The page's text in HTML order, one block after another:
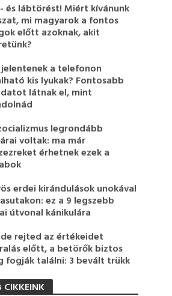
és lábtörést! Miért kívánunk
mi magyarok a fontos
előtt azoknak, akit
a telefonon
kis lyukak? Fontosabb
látnak el, mint
legrondább
voltak: ma már
érhetnek ezek a
erdei kirándulások unokával
ez a 9 legszebb
útvonal kánikulára
rejted az értékeidet
előtt, a betörők biztos
fogják találni: 3 bevált trükk
CIKKEINK